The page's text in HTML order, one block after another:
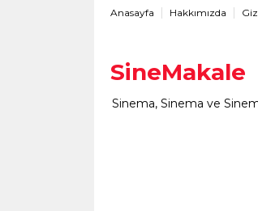
Anasayfa Hakkımızda
SineMakale
Sinema, Sinema ve